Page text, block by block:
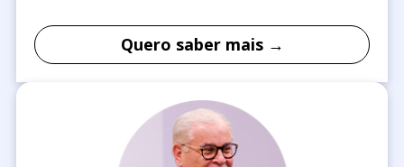
Quero saber mais →